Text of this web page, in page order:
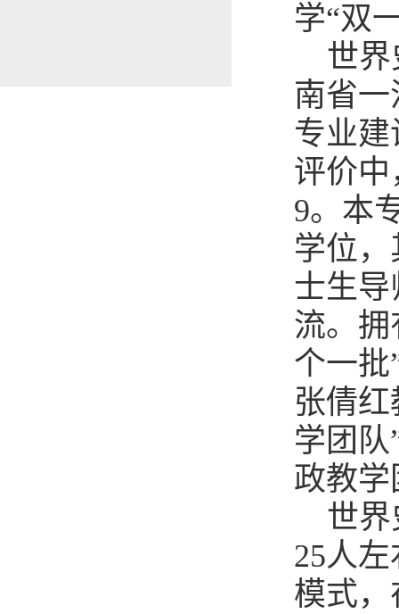
学“双
世界
南省
专业
评价中
9。本
学位
士生
流。拥
个一批
张倩
学团
政教
世
25人
模式，